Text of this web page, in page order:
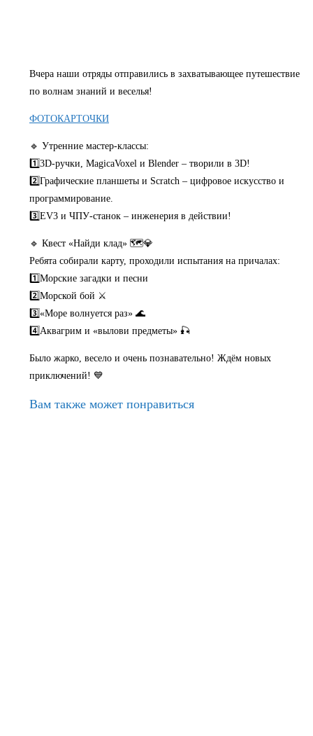
Вчера наши отряды отправились в захватывающее путешествие
по волнам знаний и веселья!
ФОТОКАРТОЧКИ
🔹 Утренние мастер-классы:
1️⃣3D-ручки, MagicaVoxel и Blender – творили в 3D!
2️⃣Графические планшеты и Scratch – цифровое искусство и
программирование.
3️⃣EV3 и ЧПУ-станок – инженерия в действии!
🔹 Квест «Найди клад» 🗺💎
Ребята собирали карту, проходили испытания на причалах:
1️⃣Морские загадки и песни
2️⃣Морской бой ⚔
3️⃣«Море волнуется раз» 🌊
4️⃣Аквагрим и «вылови предметы» 🎣
Было жарко, весело и очень познавательно! Ждём новых
приключений! 💙
Вам также может понравиться